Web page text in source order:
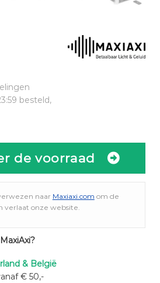
besteld,
de voorraad
naar Maxiaxi.com om de
verlaat onze website.
& België
€ 50,-